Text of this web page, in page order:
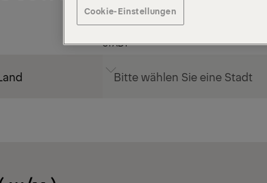
STADT
Cookie-Einstellungen